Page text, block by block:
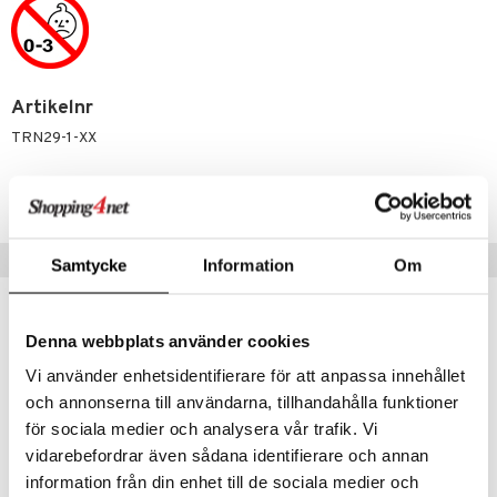
Samtycke Information Om
Denna webbplats använder cookies
Vi använder enhetsidentifierare för att anpassa innehållet
och annonserna till användarna, tillhandahålla funktioner
för sociala medier och analysera vår trafik. Vi
vidarebefordrar även sådana identifierare och annan
information från din enhet till de sociala medier och
Artikelnr
TRN29-1-XX
Lägsta pris senaste 30 dagarna: 179 kr
Tips till dig